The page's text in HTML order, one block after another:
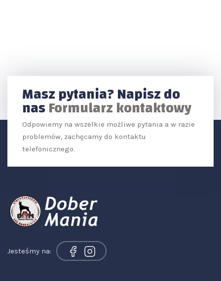
Masz pytania? Napisz do
nasFormularz kontaktowy
Odpowiemy na wszelkie możliwe pytania a w razie
problemów, zachęcamy do kontaktu
telefonicznego.
Jesteśmy na: